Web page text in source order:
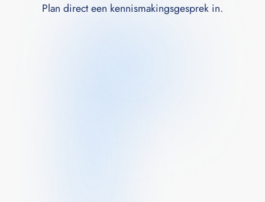
Plan direct een kennismakingsgesprek in.